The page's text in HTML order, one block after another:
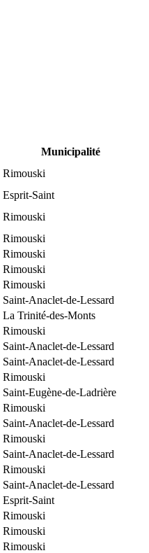
Municipalité
Rimouski
Esprit-Saint
Rimouski
Rimouski
Rimouski
Rimouski
Rimouski
Saint-Anaclet-de-Lessard
La Trinité-des-Monts
Rimouski
Saint-Anaclet-de-Lessard
Saint-Anaclet-de-Lessard
Rimouski
Saint-Eugène-de-Ladrière
Rimouski
Saint-Anaclet-de-Lessard
Rimouski
Saint-Anaclet-de-Lessard
Rimouski
Saint-Anaclet-de-Lessard
Esprit-Saint
Rimouski
Rimouski
Rimouski